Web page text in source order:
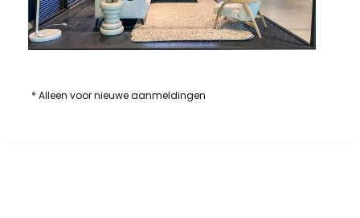
* Alleen voor nieuwe aanmeldingen